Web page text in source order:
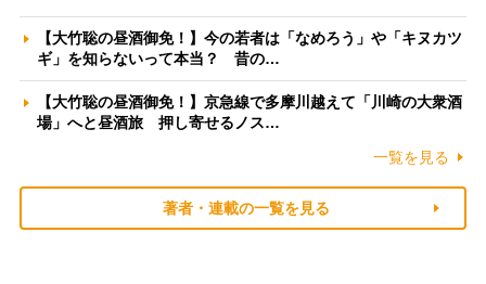
【大竹聡の昼酒御免！】今の若者は「なめろう」や「キヌカツ
ギ」を知らないって本当？ 昔の…
【大竹聡の昼酒御免！】京急線で多摩川越えて「川崎の大衆酒
場」へと昼酒旅 押し寄せるノス…
一覧を見る
著者・連載の一覧を見る